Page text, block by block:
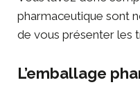
pharmaceutique sont
de vous présenter les
L’emballage